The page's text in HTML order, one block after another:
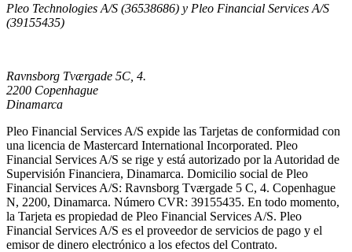
Pleo Technologies A/S (36538686) y Pleo Financial Services A/S
(39155435)
Ravnsborg Tværgade 5C, 4.
2200 Copenhague
Dinamarca
Pleo Financial Services A/S expide las Tarjetas de conformidad con
una licencia de Mastercard International Incorporated. Pleo
Financial Services A/S se rige y está autorizado por la Autoridad de
Supervisión Financiera, Dinamarca. Domicilio social de Pleo
Financial Services A/S: Ravnsborg Tværgade 5 C, 4. Copenhague
N, 2200, Dinamarca. Número CVR: 39155435. En todo momento,
la Tarjeta es propiedad de Pleo Financial Services A/S. Pleo
Financial Services A/S es el proveedor de servicios de pago y el
emisor de dinero electrónico a los efectos del Contrato.